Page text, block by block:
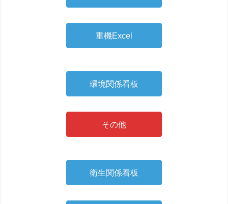
重機Excel
環境関係看板
その他
衛生関係看板